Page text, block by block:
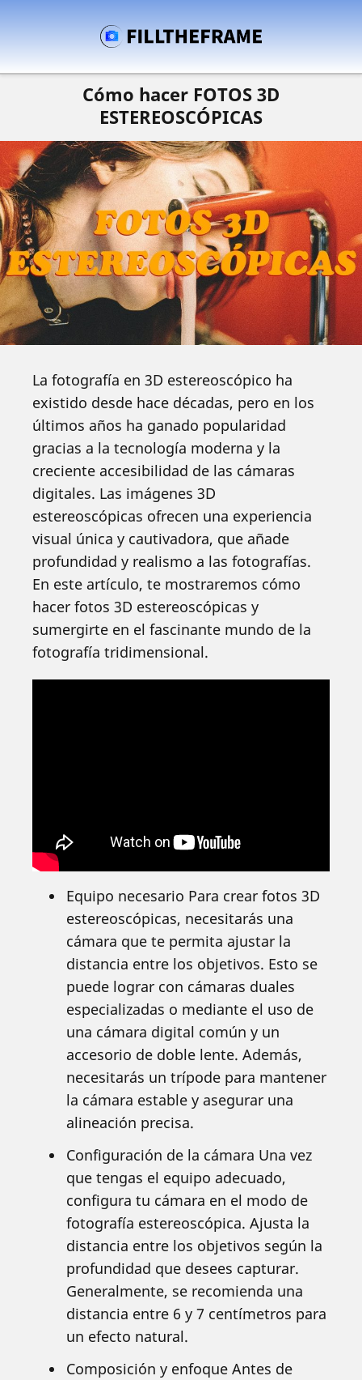
Cómo hacer FOTOS 3D
ESTEREOSCÓPICAS
La fotografía en 3D estereoscópico ha
existido desde hace décadas, pero en los
últimos años ha ganado popularidad
gracias a la tecnología moderna y la
creciente accesibilidad de las cámaras
digitales. Las imágenes 3D
estereoscópicas ofrecen una experiencia
visual única y cautivadora, que añade
profundidad y realismo a las fotografías.
En este artículo, te mostraremos cómo
hacer fotos 3D estereoscópicas y
sumergirte en el fascinante mundo de la
fotografía tridimensional.
Equipo necesario Para crear fotos 3D
estereoscópicas, necesitarás una
cámara que te permita ajustar la
distancia entre los objetivos. Esto se
puede lograr con cámaras duales
especializadas o mediante el uso de
una cámara digital común y un
accesorio de doble lente. Además,
necesitarás un trípode para mantener
la cámara estable y asegurar una
alineación precisa.
Configuración de la cámara Una vez
que tengas el equipo adecuado,
configura tu cámara en el modo de
fotografía estereoscópica. Ajusta la
distancia entre los objetivos según la
profundidad que desees capturar.
Generalmente, se recomienda una
distancia entre 6 y 7 centímetros para
un efecto natural.
Composición y enfoque Antes de